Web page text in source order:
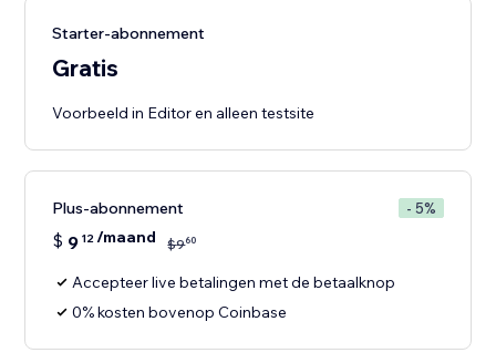
Starter-abonnement
Gratis
Voorbeeld in Editor en alleen testsite
Plus-abonnement - 5%
$ 9 12/maand $960
Accepteer live betalingen met de betaalknop
0% kosten bovenop Coinbase